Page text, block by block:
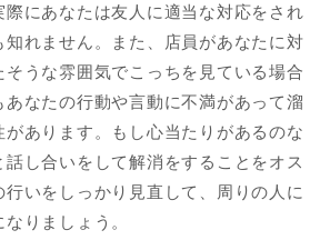
にあなたは友人に適当な対応をされ
れません。また、店員があなたに対
そうな雰囲気でこっちを見ている場合
なたの行動や言動に不満があって溜
あります。もし心当たりがあるのな
話し合いをして解消をすることをオス
行いをしっかり見直して、周りの人に
りましょう。